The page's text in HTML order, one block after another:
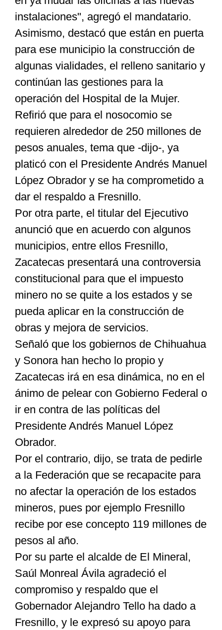
instalaciones", agregó el mandatario.
Asimismo, destacó que están en puerta
para ese municipio la construcción de
algunas vialidades, el relleno sanitario y
continúan las gestiones para la
operación del Hospital de la Mujer.
Refirió que para el nosocomio se
requieren alrededor de 250 millones de
pesos anuales, tema que -dijo-, ya
platicó con el Presidente Andrés Manuel
López Obrador y se ha comprometido a
dar el respaldo a Fresnillo.
Por otra parte, el titular del Ejecutivo
anunció que en acuerdo con algunos
municipios, entre ellos Fresnillo,
Zacatecas presentará una controversia
constitucional para que el impuesto
minero no se quite a los estados y se
pueda aplicar en la construcción de
obras y mejora de servicios.
Señaló que los gobiernos de Chihuahua
y Sonora han hecho lo propio y
Zacatecas irá en esa dinámica, no en el
ánimo de pelear con Gobierno Federal o
ir en contra de las políticas del
Presidente Andrés Manuel López
Obrador.
Por el contrario, dijo, se trata de pedirle
a la Federación que se recapacite para
no afectar la operación de los estados
mineros, pues por ejemplo Fresnillo
recibe por ese concepto 119 millones de
pesos al año.
Por su parte el alcalde de El Mineral,
Saúl Monreal Ávila agradeció el
compromiso y respaldo que el
Gobernador Alejandro Tello ha dado a
Fresnillo, y le expresó su apoyo para